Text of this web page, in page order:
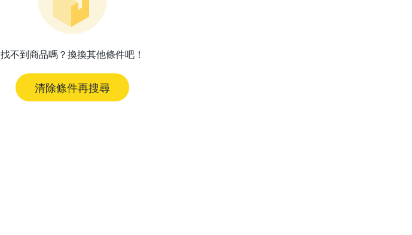
找不到商品嗎？換換其他條件吧！
清除條件再搜尋